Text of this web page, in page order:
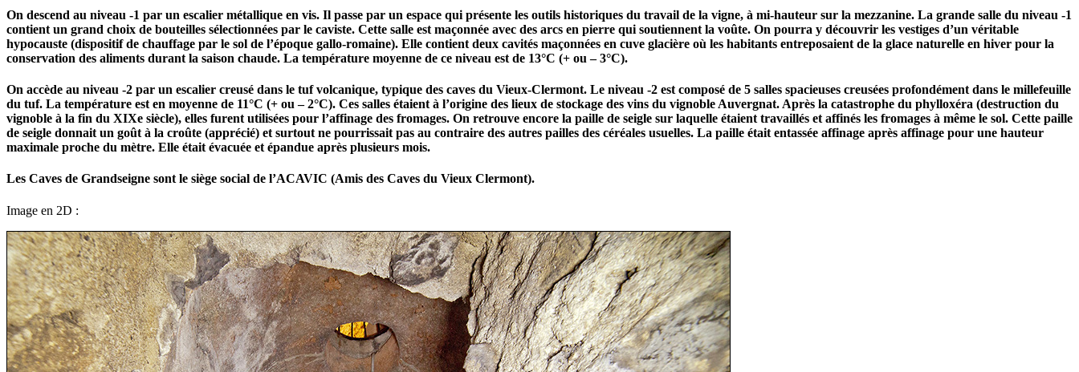
On descend au niveau -1 par un escalier métallique en vis. Il passe par un espace qui présente les outils historiques du travail de la vigne, à mi-hauteur sur la mezzanine. La grande salle du niveau -1
contient un grand choix de bouteilles sélectionnées par le caviste. Cette salle est maçonnée avec des arcs en pierre qui soutiennent la voûte. On pourra y découvrir les vestiges d’un véritable
hypocauste (dispositif de chauffage par le sol de l’époque gallo-romaine). Elle contient deux cavités maçonnées en cuve glacière où les habitants entreposaient de la glace naturelle en hiver pour la
conservation des aliments durant la saison chaude. La température moyenne de ce niveau est de 13°C (+ ou – 3°C).
On accède au niveau -2 par un escalier creusé dans le tuf volcanique, typique des caves du Vieux-Clermont. Le niveau -2 est composé de 5 salles spacieuses creusées profondément dans le millefeuille
du tuf. La température est en moyenne de 11°C (+ ou – 2°C). Ces salles étaient à l’origine des lieux de stockage des vins du vignoble Auvergnat. Après la catastrophe du phylloxéra (destruction du
vignoble à la fin du XIXe siècle), elles furent utilisées pour l’affinage des fromages. On retrouve encore la paille de seigle sur laquelle étaient travaillés et affinés les fromages à même le sol. Cette paille
de seigle donnait un goût à la croûte (apprécié) et surtout ne pourrissait pas au contraire des autres pailles des céréales usuelles. La paille était entassée affinage après affinage pour une hauteur
maximale proche du mètre. Elle était évacuée et épandue après plusieurs mois.
Les Caves de Grandseigne sont le siège social de l’ACAVIC (Amis des Caves du Vieux Clermont).
Image en 2D :